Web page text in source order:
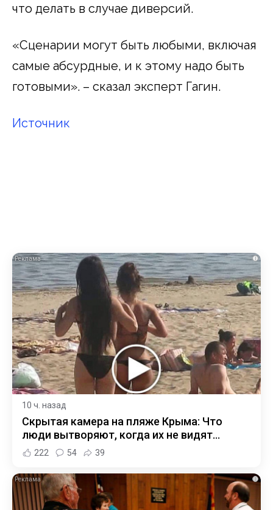
что делать в случае диверсий.
«Сценарии могут быть любыми, включая
самые абсурдные, и к этому надо быть
готовыми». – сказал эксперт Гагин.
Источник
i
10 ч. назад
Скрытая камера на пляже Крыма: Что
люди вытворяют, когда их не видят...
222 54 39
i